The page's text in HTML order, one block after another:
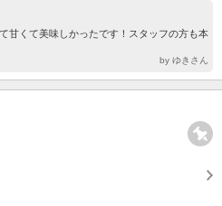
甘くて美味しかったです！スタッフの方も本
by ゆきさん